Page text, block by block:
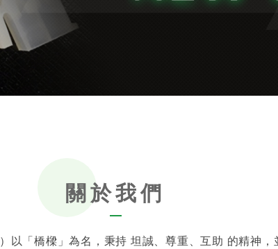
關於我們
）以「橋樑」為名，秉持 坦誠、尊重、互助 的精神，